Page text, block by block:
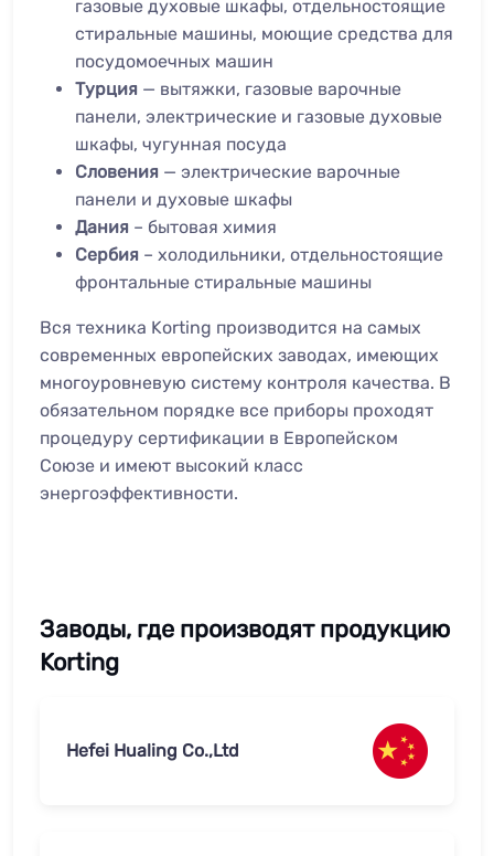
газовые духовые шкафы, отдельностоящие
стиральные машины, моющие средства для
посудомоечных машин
Турция — вытяжки, газовые варочные
панели, электрические и газовые духовые
шкафы, чугунная посуда
Словения — электрические варочные
панели и духовые шкафы
Дания – бытовая химия
Сербия – холодильники, отдельностоящие
фронтальные стиральные машины
Вся техника Korting производится на самых
современных европейских заводах, имеющих
многоуровневую систему контроля качества. В
обязательном порядке все приборы проходят
процедуру сертификации в Европейском
Союзе и имеют высокий класс
энергоэффективности.
Заводы, где производят продукцию
Korting
Hefei Hualing Co.,Ltd